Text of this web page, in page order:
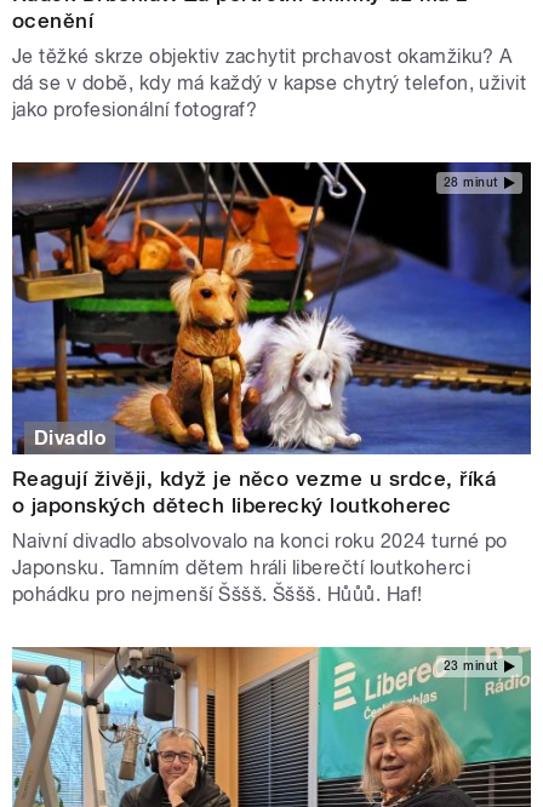
ocenění
Je těžké skrze objektiv zachytit prchavost okamžiku? A
dá se v době, kdy má každý v kapse chytrý telefon, uživit
jako profesionální fotograf?
28 minut
Divadlo
Reagují živěji, když je něco vezme u srdce, říká
o japonských dětech liberecký loutkoherec
Naivní divadlo absolvovalo na konci roku 2024 turné po
Japonsku. Tamním dětem hráli liberečtí loutkoherci
pohádku pro nejmenší Šššš. Šššš. Hůůů. Haf!
23 minut